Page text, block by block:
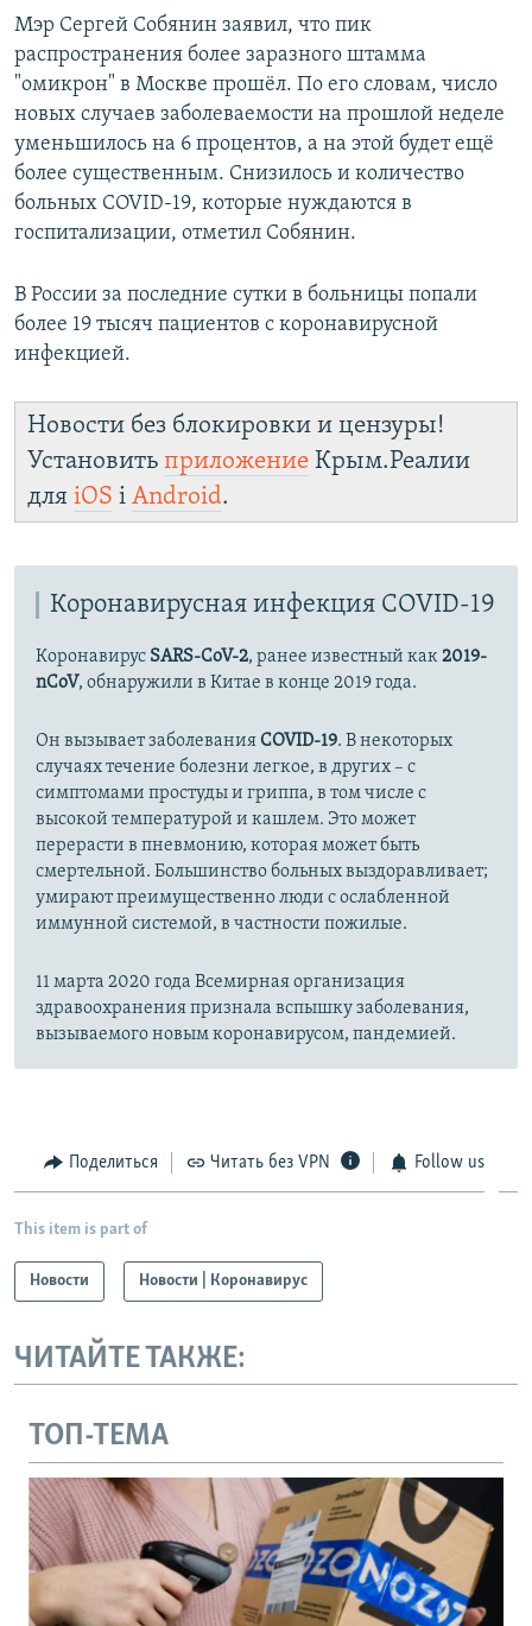
Мэр Сергей Собянин заявил, что пик
распространения более заразного штамма
"омикрон" в Москве прошёл. По его словам, число
новых случаев заболеваемости на прошлой неделе
уменьшилось на 6 процентов, а на этой будет ещё
более существенным. Снизилось и количество
больных COVID-19, которые нуждаются в
госпитализации, отметил Собянин.
В России за последние сутки в больницы попали
более 19 тысяч пациентов с коронавирусной
инфекцией.
Новости без блокировки и цензуры!
Установить приложение Крым.Реалии
для iOS і Android.
Коронавирусная инфекция COVID-19
Коронавирус SARS-CoV-2, ранее известный как2019-
nCoV, обнаружили в Китае в конце 2019 года.
Он вызывает заболеванияCOVID-19. В некоторых
случаях течение болезни легкое, в других – с
симптомами простуды и гриппа, в том числе с
высокой температурой и кашлем. Это может
перерасти в пневмонию, которая может быть
смертельной. Большинство больных выздоравливает;
умирают преимущественно люди с ослабленной
иммунной системой, в частности пожилые.
11 марта 2020 года Всемирная организация
здравоохранения признала вспышку заболевания,
вызываемого новым коронавирусом, пандемией.
Поделиться Читать без VPN Follow us
This item is part of
Новости Новости | Коронавирус
ЧИТАЙТЕ ТАКЖЕ:
ТОП-ТЕМА